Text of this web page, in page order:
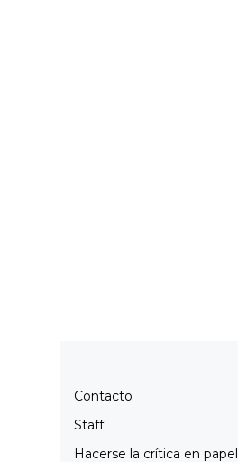
Contacto
Staff
Hacerse la crítica en papel